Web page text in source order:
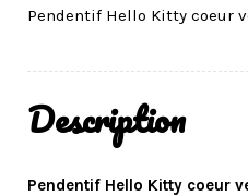
Pendentif Hello Kitty coeur
Description
Pendentif Hello Kitty coeur